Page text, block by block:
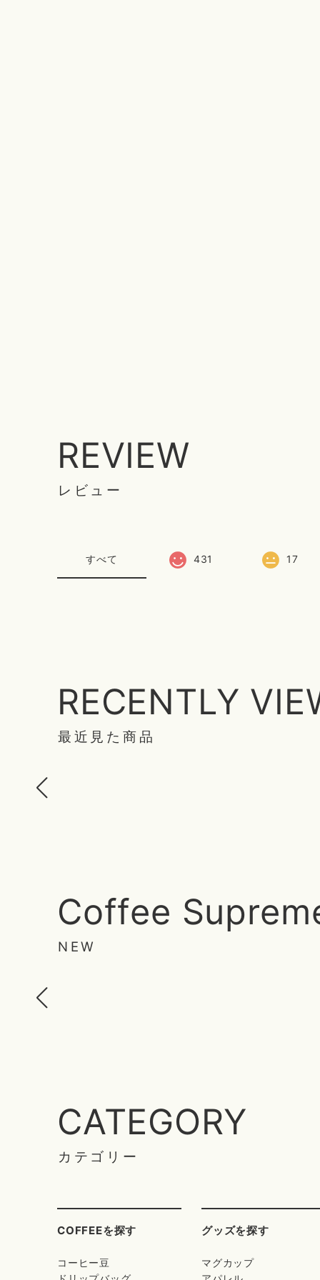
REVIEW
レビュー
すべて 431 17
RECENTLY
最近見た商品
Coffee
NEW
CATEGORY
カテゴリー
COFFEEを探す
コーヒー豆
グッズを探す
マグカップ